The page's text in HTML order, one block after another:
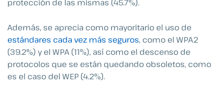
protección de las mismas (45.7%).
Además, se aprecia como mayoritario el uso de
estándares cada vez más seguros, como el WPA2
(39.2%) y el WPA (11%), así como el descenso de
protocolos que se están quedando obsoletos, como
es el caso del WEP (4.2%).